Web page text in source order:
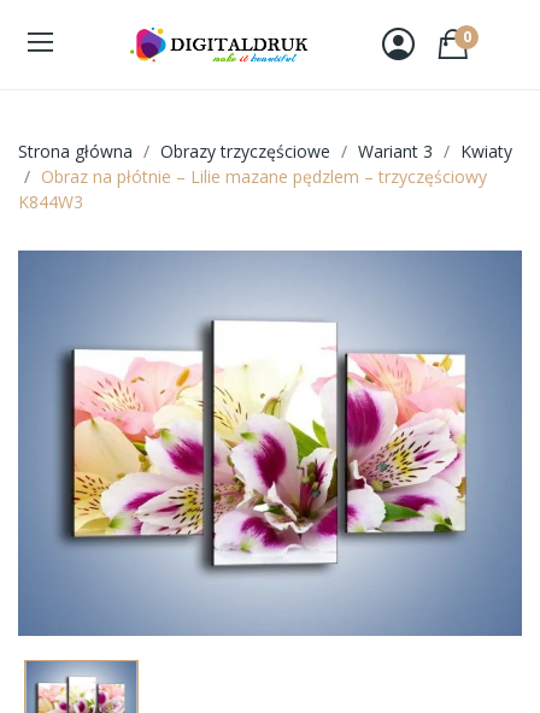
0
Strona główna Obrazy trzyczęściowe Wariant 3
Kwiaty
Obraz na płótnie – Lilie mazane pędzlem – trzyczęściowy
K844W3